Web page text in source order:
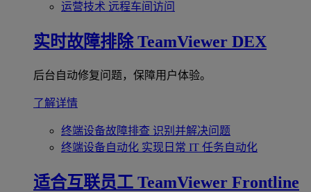
运营技术 远程车间访问
实时故障排除 TeamViewer DEX
后台自动修复问题，保障用户体验。
了解详情
终端设备故障排查 识别并解决问题
终端设备自动化 实现日常 IT 任务自动化
适合互联员工 TeamViewer Frontline